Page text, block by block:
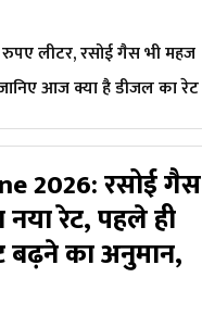
लीटर, रसोई गैस भी महज
आज क्या है डीजल का रेट
2026: रसोई गैस
रेट, पहले ही
बढ़ने का अनुमान,